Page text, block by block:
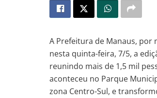
A Prefeitura de Manaus, por
nesta quinta-feira, 7/5, a
reunindo mais de 1,5 mil
aconteceu no Parque
zona Centro-Sul, e